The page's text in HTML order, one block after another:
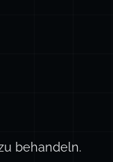
behandeln.